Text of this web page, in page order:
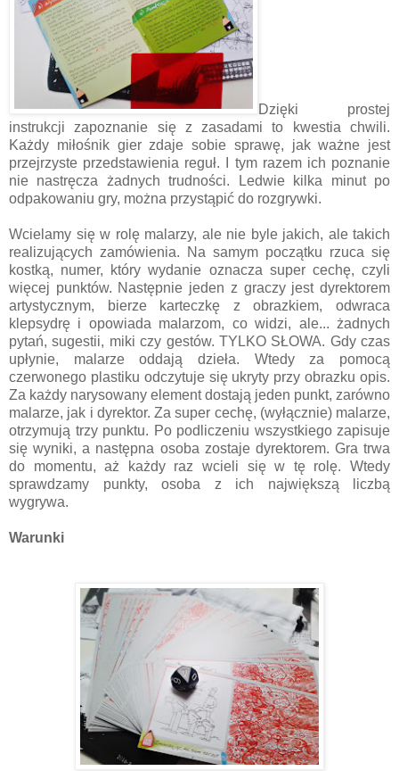
Dzięki prostej
instrukcji zapoznanie się z zasadami to kwestia chwili.
Każdy miłośnik gier zdaje sobie sprawę, jak ważne jest
przejrzyste przedstawienia reguł. I tym razem ich poznanie
nie nastręcza żadnych trudności. Ledwie kilka minut po
odpakowaniu gry, można przystąpić do rozgrywki.
Wcielamy się w rolę malarzy, ale nie byle jakich, ale takich
realizujących zamówienia. Na samym początku rzuca się
kostką, numer, który wydanie oznacza super cechę, czyli
więcej punktów. Następnie jeden z graczy jest dyrektorem
artystycznym, bierze karteczkę z obrazkiem, odwraca
klepsydrę i opowiada malarzom, co widzi, ale... żadnych
pytań, sugestii, miki czy gestów. TYLKO SŁOWA. Gdy czas
upłynie, malarze oddają dzieła. Wtedy za pomocą
czerwonego plastiku odczytuje się ukryty przy obrazku opis.
Za każdy narysowany element dostają jeden punkt, zarówno
malarze, jak i dyrektor. Za super cechę, (wyłącznie) malarze,
otrzymują trzy punktu. Po podliczeniu wszystkiego zapisuje
się wyniki, a następna osoba zostaje dyrektorem. Gra trwa
do momentu, aż każdy raz wcieli się w tę rolę. Wtedy
sprawdzamy punkty, osoba z ich największą liczbą
wygrywa.
Warunki